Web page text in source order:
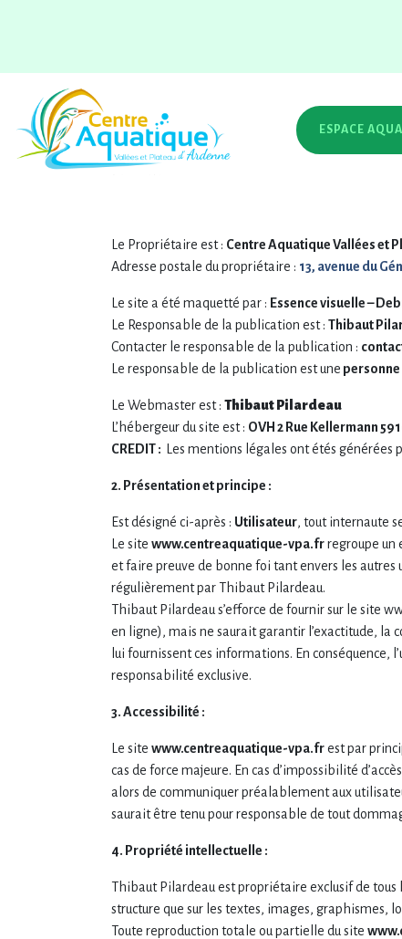
ESPACE
Home Mentions légales
Conformément aux dispositions des articles 6-III
connaissance des utilisateurs et visiteurs du site :
Le Propriétaire est : Centre Aquatique Vallées et
Adresse postale du propriétaire : 13, avenue du
Le site a été maquetté par : Essence visuelle –
Le Responsable de la publication est : Thibaut
Contacter le responsable de la publication :
Le responsable de la publication est une
Le Webmaster est : Thibaut Pilardeau
L’hébergeur du site est : OVH 2 Rue Kellermann
CREDIT :
Les mentions légales ont étés générées
2. Présentation et principe :
Est désigné ci-après : Utilisateur, tout internaute
Le site www.centreaquatique-vpa.frregroupe un
et faire preuve de bonne foi tant envers les autres
régulièrement par Thibaut Pilardeau.
Thibaut Pilardeau s’efforce de fournir sur le site
en ligne), mais ne saurait garantir l’exactitude, la
lui fournissent ces informations. En conséquence,
responsabilité exclusive.
3. Accessibilité :
Le site www.centreaquatique-vpa.frest par
cas de force majeure. En cas d’impossibilité
alors de communiquer préalablement aux
saurait être tenu pour responsable de tout
4. Propriété intellectuelle :
Thibaut Pilardeau est propriétaire exclusif de tous
structure que sur les textes, images, graphismes,
Toute reproduction totale ou partielle du site